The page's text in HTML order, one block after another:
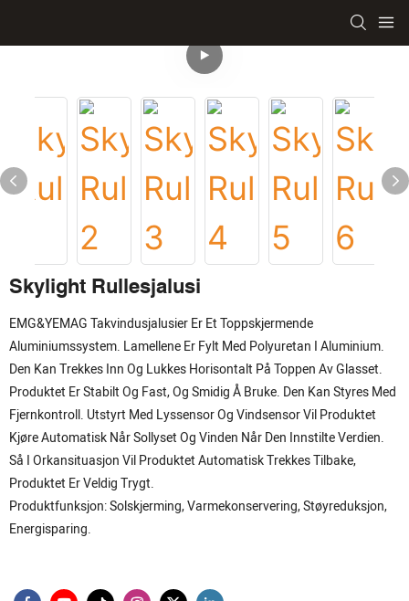
Skylight Rullesjalusi
EMG&YEMAG Takvindusjalusier Er Et Toppskjermende
Aluminiumssystem. Lamellene Er Fylt Med Polyuretan I Aluminium.
Den Kan Trekkes Inn Og Lukkes Horisontalt På Toppen Av Glasset.
Produktet Er Stabilt Og Fast, Og Smidig Å Bruke. Den Kan Styres Med
Fjernkontroll. Utstyrt Med Lyssensor Og Vindsensor Vil Produktet
Kjøre Automatisk Når Sollyset Og Vinden Når Den Innstilte Verdien.
Så I Orkansituasjon Vil Produktet Automatisk Trekkes Tilbake,
Produktet Er Veldig Trygt.
Produktfunksjon: Solskjerming, Varmekonservering, Støyreduksjon,
Energisparing.